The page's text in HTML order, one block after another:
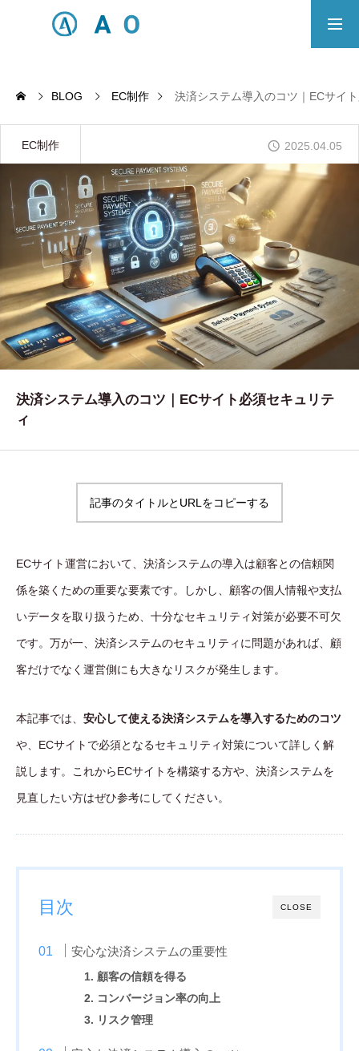
ECサイト制作対応エリア
Principle
あっ！と おどろく、みらいをつくる。
SERVICE
事業概要
COMPANY
会社概要
制作実績
RECRUIT
BLOG
AOのブログ
BLOG EC制作 決済システム導入のコツ｜ECサイ
EC制作 2025.04.05
決済システム導入のコツ｜ECサイト必須セキュリテ
ィ
記事のタイトルとURLをコピーする
ECサイト運営において、決済システムの導入は顧客との信頼関
係を築くための重要な要素です。しかし、顧客の個人情報や支払
いデータを取り扱うため、十分なセキュリティ対策が必要不可欠
です。万が一、決済システムのセキュリティに問題があれば、顧
客だけでなく運営側にも大きなリスクが発生します。
本記事では、 安心して使える決済システムを導入するためのコツ
や、ECサイトで必須となるセキュリティ対策について詳しく解
説します。これからECサイトを構築する方や、決済システムを
見直したい方はぜひ参考にしてください。
CLOSE
目次
安心な決済システムの重要性
1. 顧客の信頼を得る
2. コンバージョン率の向上
3. リスク管理